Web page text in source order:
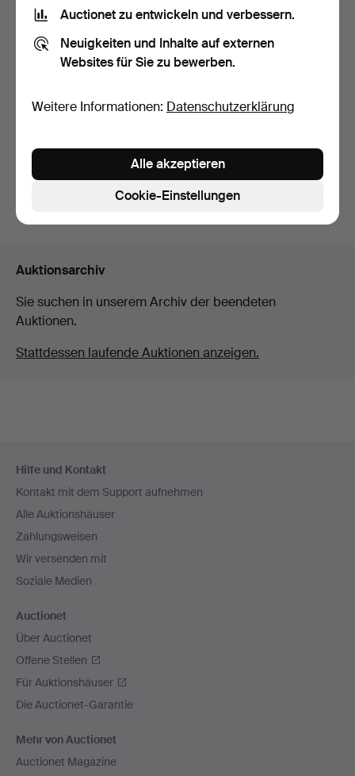
Niedriger Armreif und
Halskette aus silber…
1 Gebot
BEDUINENSCHMUCK, 4
Stück, teilweise Silber…
1 Gebot
37 USD
Auktionsarchiv
Sie suchen in unserem Archiv der beendeten
Auktionen.
Stattdessen laufende Auktionen anzeigen.
Navigation
Hilfe und Kontakt
Kontakt mit dem Support aufnehmen
Alle Auktionshäuser
Zahlungsweisen
Wir versenden mit
Soziale Medien
Auctionet
Über Auctionet
Offene Stellen
Für Auktionshäuser
Die Auctionet-Garantie
Mehr von Auctionet
Auctionet Magazine
Auctionet zu entwickeln und verbessern.
Neuigkeiten und Inhalte auf externen
Websites für Sie zu bewerben.
Weitere Informationen: Datenschutzerklärung
Cookie-Einstellungen
Alle akzeptieren